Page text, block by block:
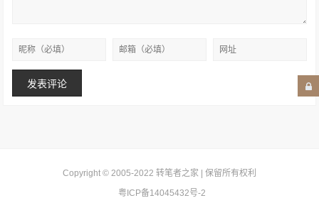
Copyright © 2005-2022 转笔者之家 | 保留所有权利
粤ICP备14045432号-2